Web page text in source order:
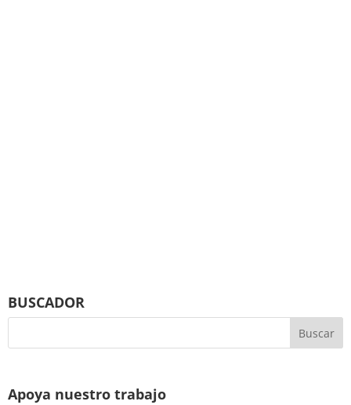
BUSCADOR
Apoya nuestro trabajo